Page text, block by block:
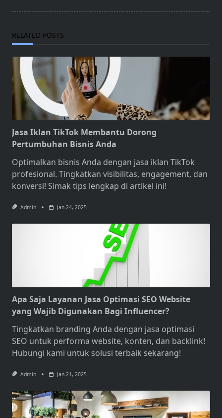
RELATED POSTS
Jasa Iklan TikTok Membantu Dorong
Pertumbuhan Bisnis Anda
Optimalkan bisnis Anda dengan jasa iklan TikTok
profesional. Tingkatkan visibilitas, engagement, dan
konversi! Simak tips lengkap di artikel ini!
Admin Jan 24, 2025
Apa Saja Layanan Jasa Optimasi SEO Website
yang Wajib Digunakan Bagi Influencer?
Tingkatkan branding Anda dengan jasa optimasi
SEO untuk performa website, konten, dan backlink!
Hubungi kami untuk solusi terbaik sekarang!
Admin Jan 21, 2025